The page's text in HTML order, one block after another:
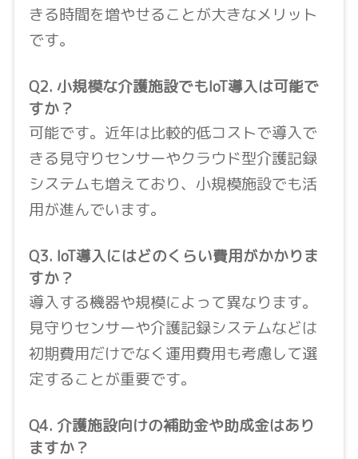
きる時間を増やせることが大きなメリット
です。
Q2. 小規模な介護施設でもIoT導入は可能で
すか？
可能です。近年は比較的低コストで導入で
きる見守りセンサーやクラウド型介護記録
システムも増えており、小規模施設でも活
用が進んでいます。
Q3. IoT導入にはどのくらい費用がかかりま
すか？
導入する機器や規模によって異なります。
見守りセンサーや介護記録システムなどは
初期費用だけでなく運用費用も考慮して選
定することが重要です。
Q4. 介護施設向けの補助金や助成金はあり
ますか？